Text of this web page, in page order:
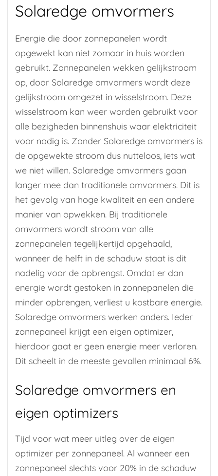
Solaredge omvormers
Energie die door zonnepanelen wordt
opgewekt kan niet zomaar in huis worden
gebruikt. Zonnepanelen wekken gelijkstroom
op, door Solaredge omvormers wordt deze
gelijkstroom omgezet in wisselstroom. Deze
wisselstroom kan weer worden gebruikt voor
alle bezigheden binnenshuis waar elektriciteit
voor nodig is. Zonder Solaredge omvormers is
de opgewekte stroom dus nutteloos, iets wat
we niet willen. Solaredge omvormers gaan
langer mee dan traditionele omvormers. Dit is
het gevolg van hoge kwaliteit en een andere
manier van opwekken. Bij traditionele
omvormers wordt stroom van alle
zonnepanelen tegelijkertijd opgehaald,
wanneer de helft in de schaduw staat is dit
nadelig voor de opbrengst. Omdat er dan
energie wordt gestoken in zonnepanelen die
minder opbrengen, verliest u kostbare energie.
Solaredge omvormers werken anders. Ieder
zonnepaneel krijgt een eigen optimizer,
hierdoor gaat er geen energie meer verloren.
Dit scheelt in de meeste gevallen minimaal 6%.
Solaredge omvormers en
eigen optimizers
Tijd voor wat meer uitleg over de eigen
optimizer per zonnepaneel. Al wanneer een
zonnepaneel slechts voor 20% in de schaduw